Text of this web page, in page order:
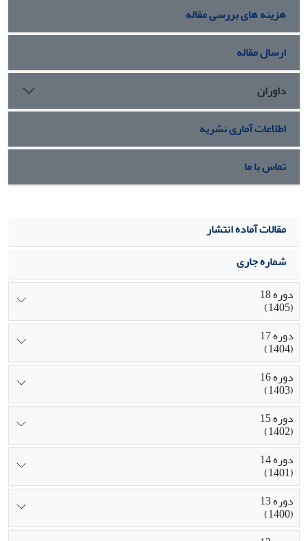
هزینه های بررسی مقاله
ارسال مقاله
داوران
اطلاعات آماری نشریه
تماس با ما
مقالات آماده انتشار
شماره جاری
دوره 18
(1405)
دوره 17
(1404)
دوره 16
(1403)
دوره 15
(1402)
دوره 14
(1401)
دوره 13
(1400)